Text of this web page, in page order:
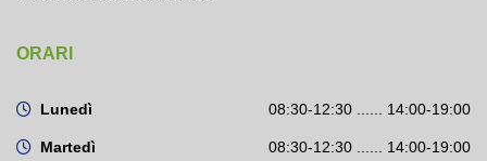
ORARI
Lunedì 08:30-12:30 ...... 14:00-19:00
Martedì 08:30-12:30 ...... 14:00-19:00